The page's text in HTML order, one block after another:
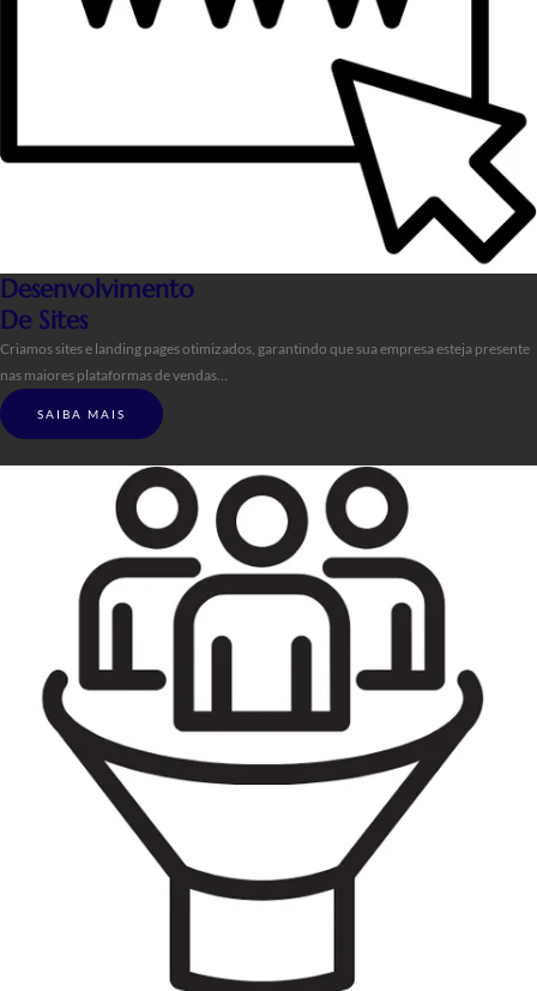
Desenvolvimento
De Sites
Criamos sites e landing pages otimizados, garantindo que sua empresa esteja presente
nas maiores plataformas de vendas…
SAIBA MAIS